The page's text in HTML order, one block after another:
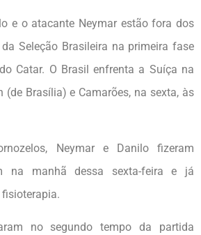
e o atacante Neymar estão fora dos
Seleção Brasileira na primeira fase
Catar. O Brasil enfrenta a Suíça na
(de Brasília) e Camarões, na sexta, às
Neymar e Danilo fizeram
na manhã dessa sexta-feira e já
no segundo tempo da partida